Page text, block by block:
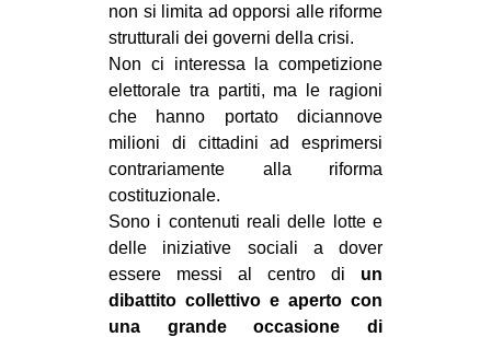
non si limita ad opporsi alle riforme
strutturali dei governi della crisi.
Non ci interessa la competizione
elettorale tra partiti, ma le ragioni
che hanno portato diciannove
milioni di cittadini ad esprimersi
contrariamente alla riforma
costituzionale.
Sono i contenuti reali delle lotte e
delle iniziative sociali a dover
essere messi al centro di un
dibattito collettivo e aperto con
una grande occasione di